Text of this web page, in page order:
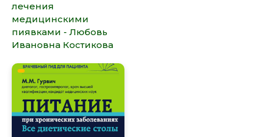
лечения
медицинскими
пиявками - Любовь
Ивановна Костикова